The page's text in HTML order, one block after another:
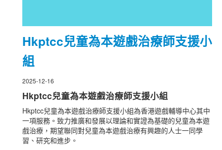
Hkptcc兒童為本遊戲治療師支援小
組
2025-12-16
Hkptcc兒童為本遊戲治療師支援小組
Hkptcc兒童為本遊戲治療師支援小組為香港遊戲輔導中心其中
一項服務。致力推廣和發展以理論和實證為基礎的兒童為本遊
戲治療，期望聯同對兒童為本遊戲治療有興趣的人士一同學
習、研究和進步。